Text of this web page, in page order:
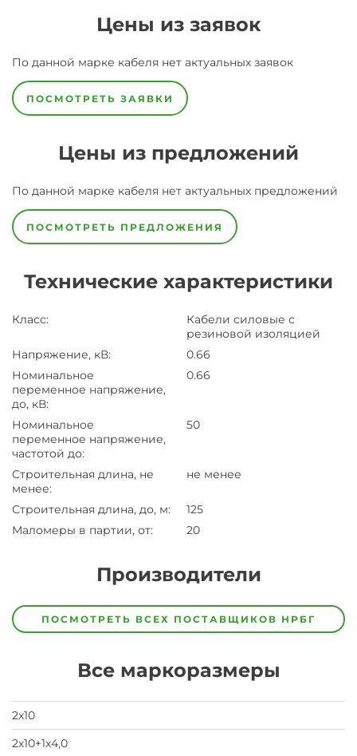
Цены из заявок
По данной марке кабеля нет актуальных заявок
ПОСМОТРЕТЬ ЗАЯВКИ
Цены из предложений
По данной марке кабеля нет актуальных предложений
ПОСМОТРЕТЬ ПРЕДЛОЖЕНИЯ
Технические характеристики
Класс:
Кабели силовые с
резиновой изоляцией
Напряжение, кВ:
0.66
Номинальное
переменное напряжение,
до, кВ:
0.66
Номинальное
переменное напряжение,
частотой до:
50
Строительная длина, не
менее:
не менее
Строительная длина, до, м:
125
Маломеры в партии, от: 20
Производители
ЗаводЗавод-
изготовитель
заявка
на
ПОСМОТРЕТЬ ВСЕХ ПОСТАВЩИКОВ НРБГ
Все маркоразмеры
2х10
2х10+1х4,0